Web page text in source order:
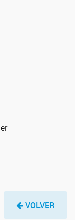
VOLVER